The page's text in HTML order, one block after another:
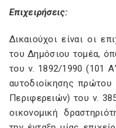
Επιχειρήσεις:
Δικαιούχοι είναι οι
του Δημόσιου τομέα,
του ν. 1892/1990 (101
αυτοδιοίκησης
Περιφερειών) του ν.
οικονομική